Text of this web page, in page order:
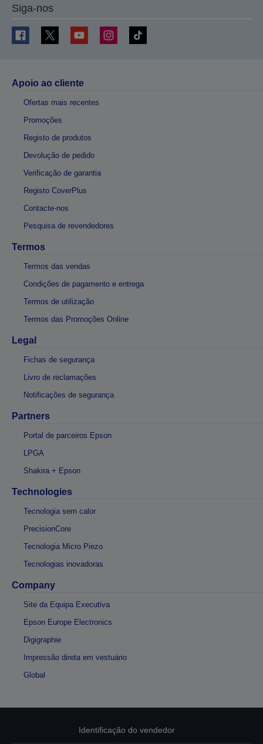
Siga-nos
Apoio ao cliente
Ofertas mais recentes
Promoções
Registo de produtos
Devolução de pedido
Verificação de garantia
Registo CoverPlus
Contacte-nos
Pesquisa de revendedores
Termos
Termos das vendas
Condições de pagamento e entrega
Termos de utilização
Termos das Promoções Online
Legal
Fichas de segurança
Livro de reclamações
Notificações de segurança
Partners
Portal de parceiros Epson
LPGA
Shakira + Epson
Technologies
Tecnologia sem calor
PrecisionCore
Tecnologia Micro Piezo
Tecnologias inovadoras
Company
Site da Equipa Executiva
Epson Europe Electronics
Digigraphie
Impressão direta em vestuário
Global
Identificação do vendedor